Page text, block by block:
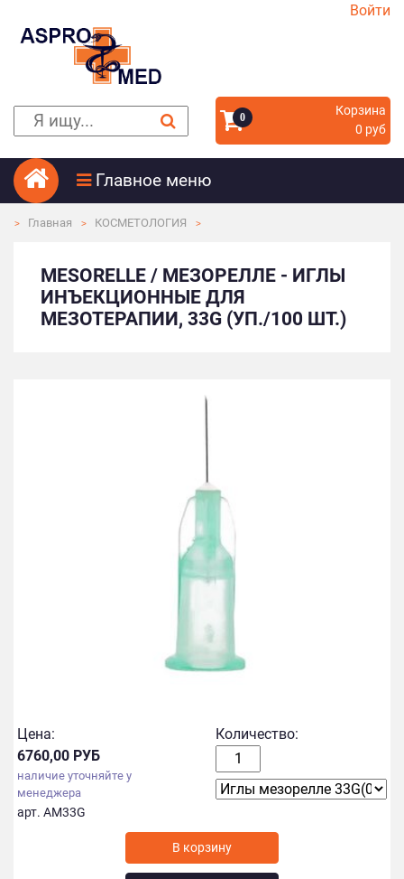
Войти
0
Корзина
0 руб
Главное меню
Главная КОСМЕТОЛОГИЯ
MESORELLE / МЕЗОРЕЛЛЕ - ИГЛЫ
ИНЪЕКЦИОННЫЕ ДЛЯ
МЕЗОТЕРАПИИ, 33G (УП./100 ШТ.)
Цена:
6760,00 РУБ
наличие уточняйте у
менеджера
арт. AM33G
Количество: